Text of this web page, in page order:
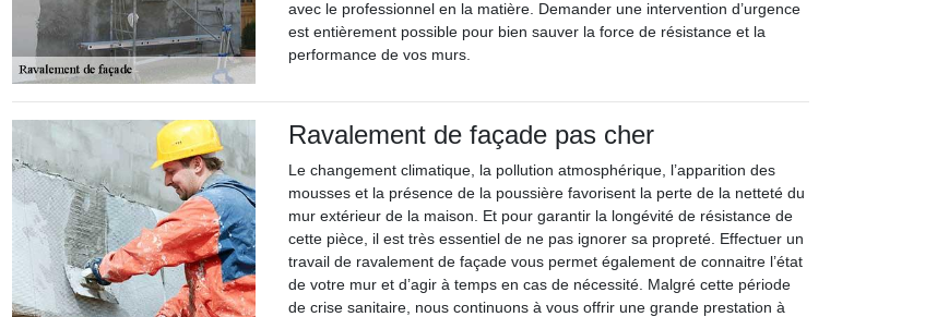
avec le professionnel en la matière. Demander une intervention d’urgence
est entièrement possible pour bien sauver la force de résistance et la
performance de vos murs.
Ravalement de façade pas cher
Le changement climatique, la pollution atmosphérique, l’apparition des
mousses et la présence de la poussière favorisent la perte de la netteté du
mur extérieur de la maison. Et pour garantir la longévité de résistance de
cette pièce, il est très essentiel de ne pas ignorer sa propreté. Effectuer un
travail de ravalement de façade vous permet également de connaitre l’état
de votre mur et d’agir à temps en cas de nécessité. Malgré cette période
de crise sanitaire, nous continuons à vous offrir une grande prestation à